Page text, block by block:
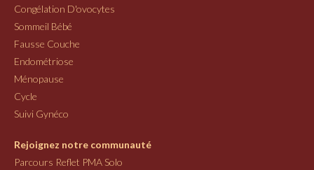
Congélation D'ovocytes
Sommeil Bébé
Fausse Couche
Endométriose
Ménopause
Cycle
Suivi Gynéco
Rejoignez notre communauté
Parcours Reflet PMA Solo